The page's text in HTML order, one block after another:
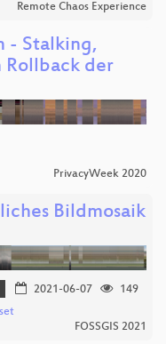
Remote Chaos Experience
- Stalking,
Rollback der
PrivacyWeek 2020
Bildmosaik
2021-06-07
149
FOSSGIS 2021